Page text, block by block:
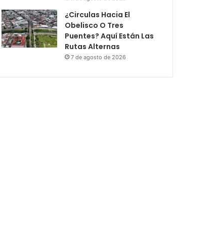
¿Circulas Hacia El
Obelisco O Tres
Puentes? Aquí Están Las
Rutas Alternas
7 de agosto de 2026